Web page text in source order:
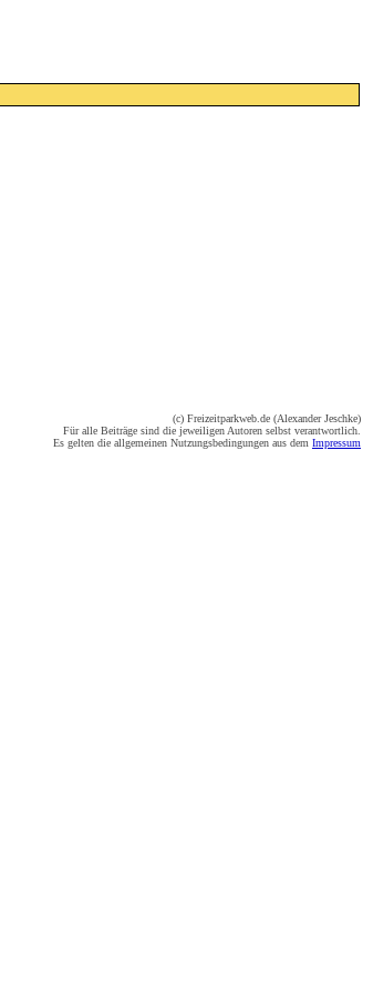
(c) Freizeitparkweb.de (Alexander Jeschke)
Für alle Beiträge sind die jeweiligen Autoren selbst verantwortlich.
Es gelten die allgemeinen Nutzungsbedingungen aus dem Impressum